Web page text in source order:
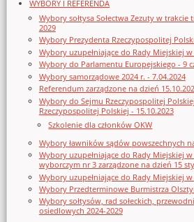
WYBORY I REFERENDA
Wybory sołtysa Sołectwa Zezuty w trakcie
2029
Wybory Prezydenta Rzeczypospolitej
Wybory uzupełniające do Rady Miejskiej
Wybory do Parlamentu Europejskiego - 9
Wybory samorządowe 2024 r. - 7.04.2024
Referendum zarządzone na dzień
Wybory do Sejmu Rzeczypospolitej
Rzeczypospolitej Polskiej - 15.10.2023
Szkolenie dla członków OKW
Wybory ławników sądów powszechnych
Wybory uzupełniające do Rady Miejskiej
wyborczym nr 3 zarządzone na dzień 15
Wybory uzupełniające do Rady Miejskiej
Wybory Przedterminowe Burmistrza
Wybory sołtysów, rad sołeckich,
osiedlowych 2024-2029